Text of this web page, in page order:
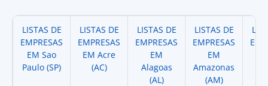
LISTAS DE
EMPRESAS
EM Sao
Paulo (SP)
LISTAS DE
EMPRESAS
EM Acre
(AC)
LISTAS DE
EMPRESAS
EM
Alagoas
(AL)
LISTAS DE
EMPRESAS
EM
Amazonas
(AM)